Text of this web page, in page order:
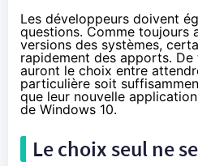
Les développeurs doivent
questions. Comme toujours
versions des systèmes,
rapidement des apports.
auront le choix entre
particulière soit
que leur nouvelle
de Windows 10.
Le choix seul ne